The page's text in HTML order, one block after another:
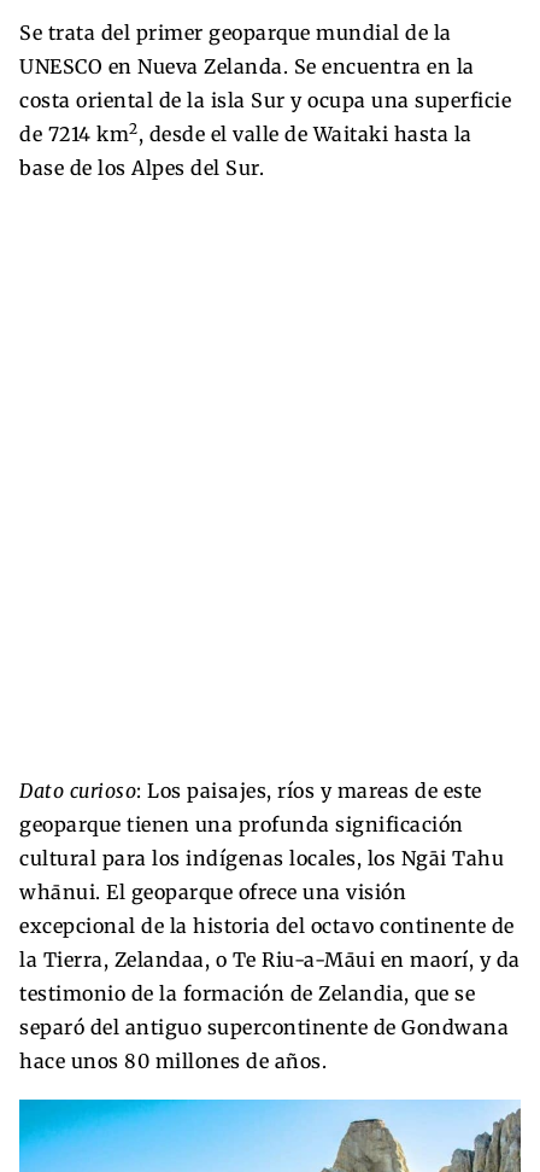
Se trata del primer geoparque mundial de la
UNESCO en Nueva Zelanda. Se encuentra en la
costa oriental de la isla Sur y ocupa una superficie
de 7214 km2, desde el valle de Waitaki hasta la
base de los Alpes del Sur.
Dato curioso: Los paisajes, ríos y mareas de este
geoparque tienen una profunda significación
cultural para los indígenas locales, los Ngāi Tahu
whānui. El geoparque ofrece una visión
excepcional de la historia del octavo continente de
la Tierra, Zelandaa, o Te Riu-a-Māui en maorí, y da
testimonio de la formación de Zelandia, que se
separó del antiguo supercontinente de Gondwana
hace unos 80 millones de años.